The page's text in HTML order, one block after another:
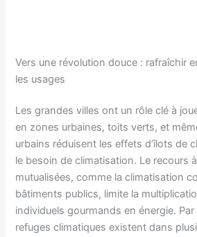
Vers une révolution douce : rafraîchir
les usages
Les grandes villes ont un rôle clé à
en zones urbaines, toits verts, et
urbains réduisent les effets d’îlots de
le besoin de climatisation. Le recours
mutualisées, comme la climatisation
bâtiments publics, limite la
individuels gourmands en énergie.
refuges climatiques existent dans